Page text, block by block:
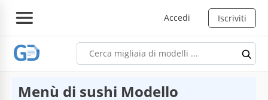
Accedi Iscriviti
Menù di sushi Modello